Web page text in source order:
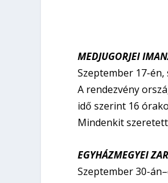
MEDJUGORJEI
Szeptember 17-
A rendezvény
idő szerint 16
Mindenkit
EGYHÁZMEGYEI
Szeptember 30-